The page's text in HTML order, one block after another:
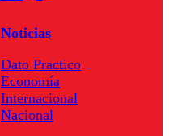
Noticias
Dato Practico
Economía
Internacional
Nacional